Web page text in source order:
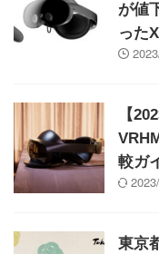
が値
った
【
較ガ
東京